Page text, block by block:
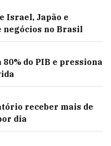
Israel, Japão e
negócios no Brasil
do PIB e pressiona
receber mais de
dia